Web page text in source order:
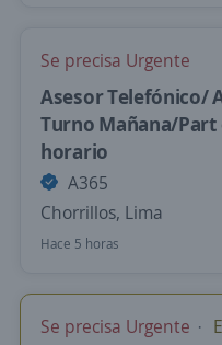
Se precisa Urgente
Asesor Telefónico/
Turno Mañana/Part
horario
A365
Chorrillos, Lima
Hace 5 horas
Se precisa Urgente